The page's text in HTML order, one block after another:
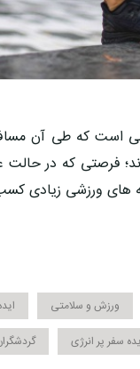
است که طی آن
فرصتی که در حالت
های ورزشی زیادی
ورزش و سلامتی
سفر پر انرژی